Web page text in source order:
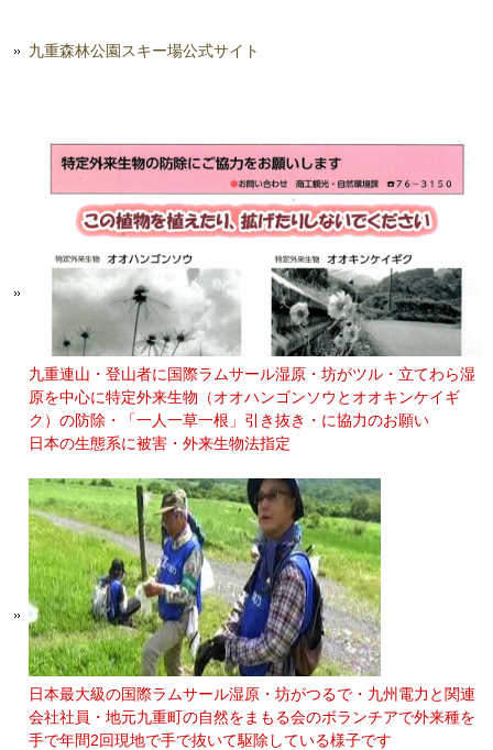
九重森林公園スキー場公式サイト
九重連山・登山者に国際ラムサール湿原・坊がツル・立てわら湿
原を中心に特定外来生物（オオハンゴンソウとオオキンケイギ
ク）の防除・「一人一草一根」引き抜き・に協力のお願い
日本の生態系に被害・外来生物法指定
日本最大級の国際ラムサール湿原・坊がつるで・九州電力と関連
会社社員・地元九重町の自然をまもる会のボランチアで外来種を
手で年間2回現地で手で抜いて駆除している様子です